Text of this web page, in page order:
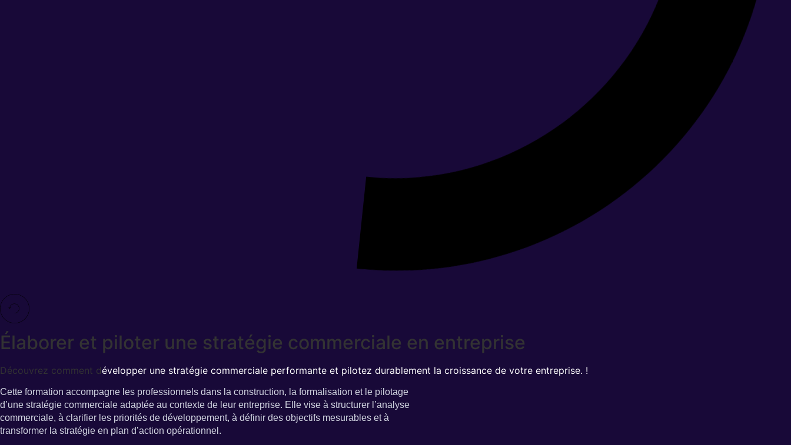
Élaborer et piloter une stratégie commerciale en entreprise
Découvrez comment développer une stratégie commerciale performante et pilotez durablement la croissance de votre entreprise. !
Cette formation accompagne les professionnels dans la construction, la formalisation et le pilotage
d’une stratégie commerciale adaptée au contexte de leur entreprise. Elle vise à structurer l’analyse
commerciale, à clarifier les priorités de développement, à définir des objectifs mesurables et à
transformer la stratégie en plan d’action opérationnel.